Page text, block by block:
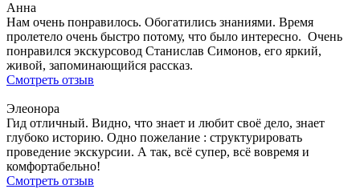
Анна
Нам очень понравилось. Обогатились знаниями. Время
пролетело очень быстро потому, что было интересно. Очень
понравился экскурсовод Станислав Симонов, его яркий,
живой, запоминающийся рассказ.
Смотреть отзыв
Элеонора
Гид отличный. Видно, что знает и любит своё дело, знает
глубоко историю. Одно пожелание : структурировать
проведение экскурсии. А так, всё супер, всё вовремя и
комфортабельно!
Смотреть отзыв